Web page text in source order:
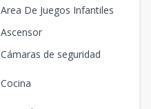
Area De Juegos Infantiles
Ascensor
Cámaras de seguridad
Cocina